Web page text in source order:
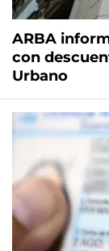
ARBA
con
Urbano